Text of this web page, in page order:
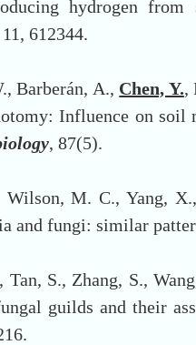
hydrogen from
11, 612344.
Barberán, A., Chen, Y.,
Influence on
, 87(5).
Wilson, M. C., Yang,
and fungi: similar
Tan, S., Zhang, S.,
guilds and their